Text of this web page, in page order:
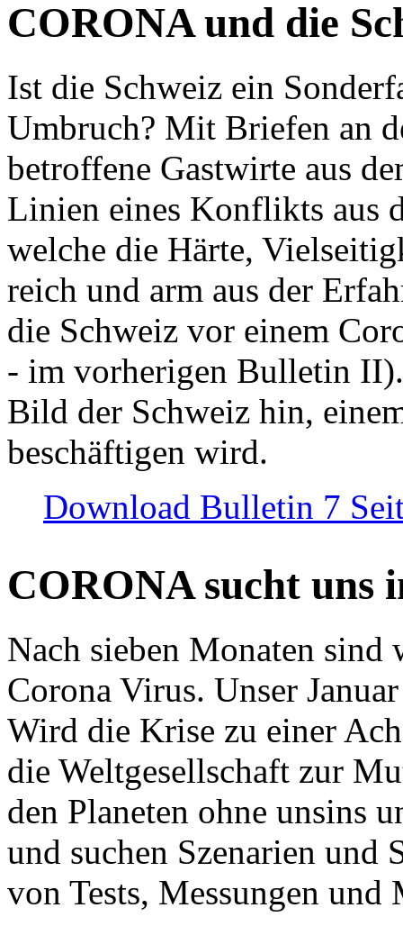
CORONA und die
Ist die Schweiz ein
Umbruch? Mit Briefen an
betroffene Gastwirte aus
Linien eines Konflikts aus
welche die Härte,
reich und arm aus der
die Schweiz vor einem
- im vorherigen Bulletin
Bild der Schweiz hin,
beschäftigen wird.
Download Bulletin 7
CORONA sucht uns
Nach sieben Monaten
Corona Virus. Unser
Wird die Krise zu einer
die Weltgesellschaft zur
den Planeten ohne unsins
und suchen Szenarien und
von Tests, Messungen und